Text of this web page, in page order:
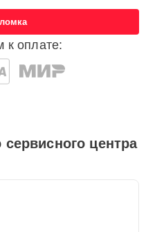
оплате:
центра